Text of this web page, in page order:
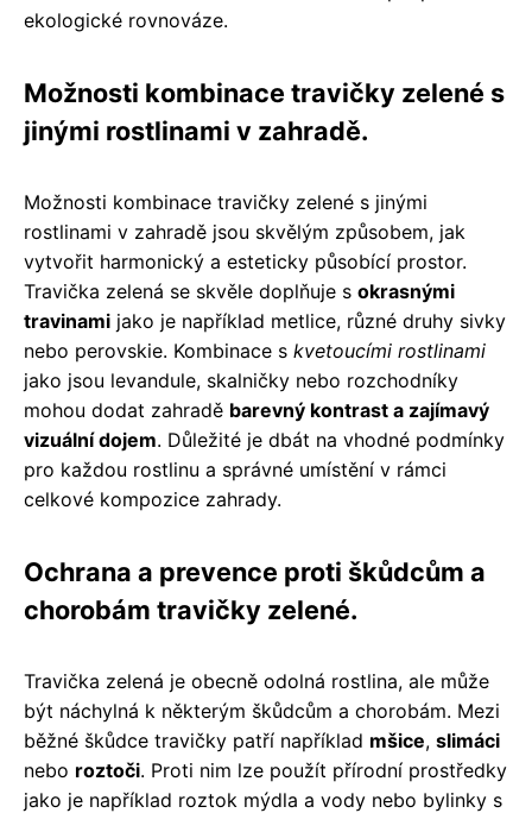
ekologické rovnováze.
Možnosti kombinace travičky zelené s
jinými rostlinami v zahradě.
Možnosti kombinace travičky zelené s jinými
rostlinami v zahradě jsou skvělým způsobem, jak
vytvořit harmonický a esteticky působící prostor.
Travička zelená se skvěle doplňuje s okrasnými
travinami jako je například metlice, různé druhy sivky
nebo perovskie. Kombinace s kvetoucími rostlinami
jako jsou levandule, skalničky nebo rozchodníky
mohou dodat zahradě barevný kontrast a zajímavý
vizuální dojem. Důležité je dbát na vhodné podmínky
pro každou rostlinu a správné umístění v rámci
celkové kompozice zahrady.
Ochrana a prevence proti škůdcům a
chorobám travičky zelené.
Travička zelená je obecně odolná rostlina, ale může
být náchylná k některým škůdcům a chorobám. Mezi
běžné škůdce travičky patří například mšice, slimáci
nebo roztoči. Proti nim lze použít přírodní prostředky
jako je například roztok mýdla a vody nebo bylinky s